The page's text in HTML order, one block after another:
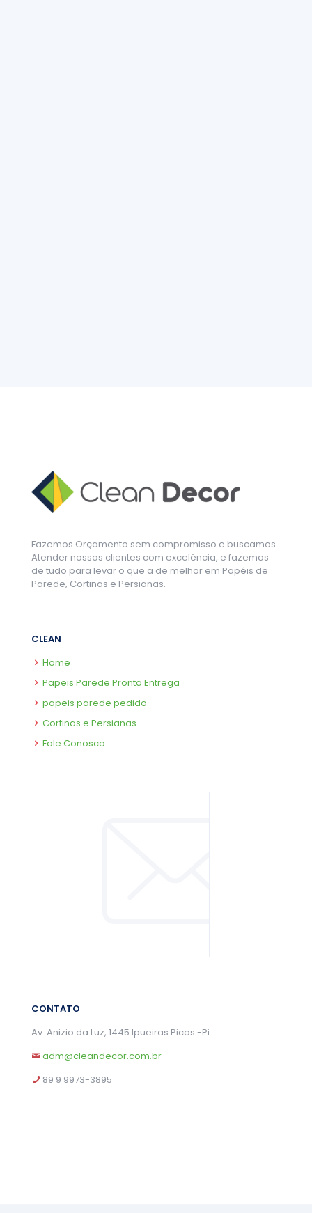
Fazemos Orçamento sem compromisso e buscamos
Atender nossos clientes com excelência, e fazemos
de tudo para levar o que a de melhor em Papéis de
Parede, Cortinas e Persianas.
CLEAN
Home
Papeis Parede Pronta Entrega
papeis parede pedido
Cortinas e Persianas
Fale Conosco
CONTATO
Av. Anizio da Luz, 1445 Ipueiras Picos -Pi
adm@cleandecor.com.br
89 9 9973-3895